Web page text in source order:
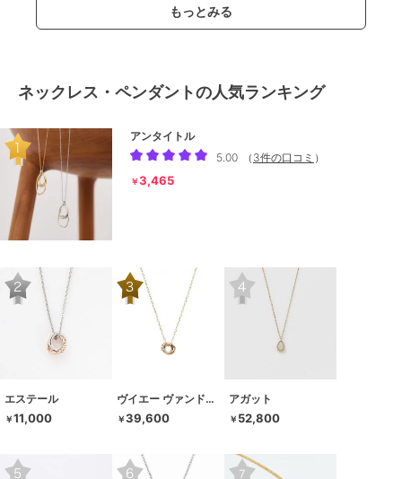
もっとみる
ネックレス・ペンダントの人気ランキング
アンタイトル
5.00
（ 3件の口コミ ）
￥3,465
エステール
￥11,000
ヴイエー ヴァンドーム青山
￥39,600
アガット
￥ 52,800